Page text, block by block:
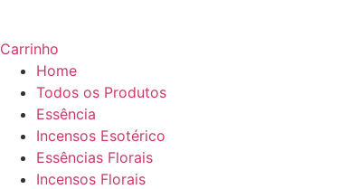
Carrinho
Home
Todos os Produtos
Essência
Incensos Esotérico
Essências Florais
Incensos Florais